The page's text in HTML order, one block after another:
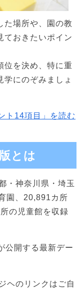
た場所や、園の教
ておきたいポイン
位を決め、特に重
にのぞみましょ
ト14項目」を読む
とは
・神奈川県・埼玉
園、20,891カ所
の児童館を収録
公開する最新デー
ヘのリンクはご自